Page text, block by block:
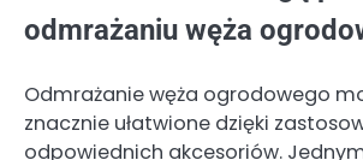
odmrażaniu węża
Odmrażanie węża ogrodowego
znacznie ułatwione dzięki
odpowiednich akcesoriów.